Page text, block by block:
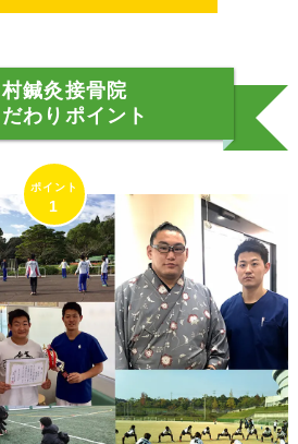
1
ナーの本格的な技術で
みを改善に導く！